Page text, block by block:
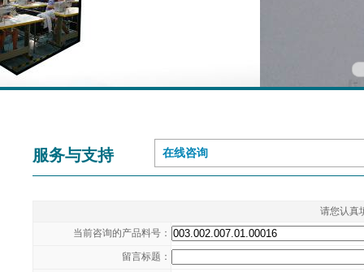
服务与支持 在线咨询
请您认真
当前咨询的产品料号：
留言标题：